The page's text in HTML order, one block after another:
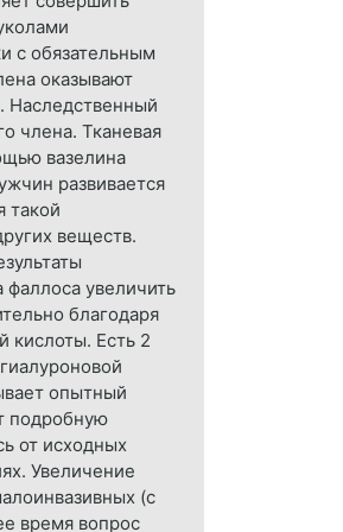
с обязательным
оказывают
Наследственный
члена. Тканевая
вазелина
развивается
такой
веществ.
увеличить
благодаря
Есть 2
опытный
подробную
от исходных
Увеличение
(с
время вопрос